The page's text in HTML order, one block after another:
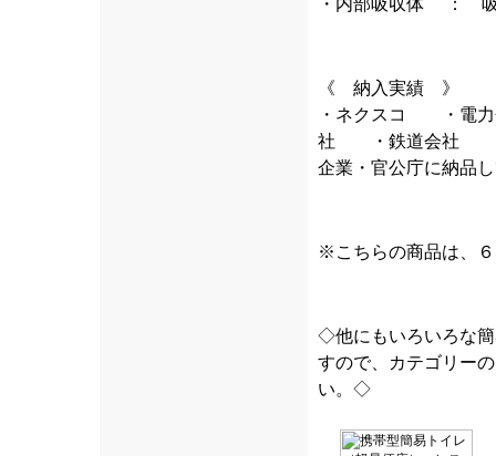
《 納入実績 》
・ネクスコ ・電
社 ・鉄道会社 ・
企業・官公庁に納品
※こちらの商品は、
◇他にもいろいろな
すので、カテゴリー
い。◇